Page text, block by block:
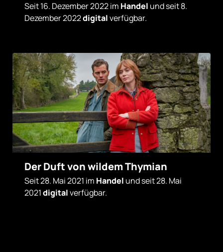
Seit 16. Dezember 2022 im Handel und seit 8.
Dezember 2022digitalverfügbar.
Der Duft von wildem Thymian
Seit 28. Mai 2021 im Handel und seit 28. Mai
2021digitalverfügbar.